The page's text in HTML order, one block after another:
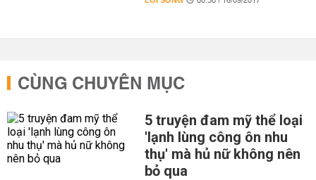
CÙNG CHUYÊN MỤC
5 truyện đam mỹ thể loại
'lạnh lùng công ôn nhu
thụ' mà hủ nữ không nên
bỏ qua